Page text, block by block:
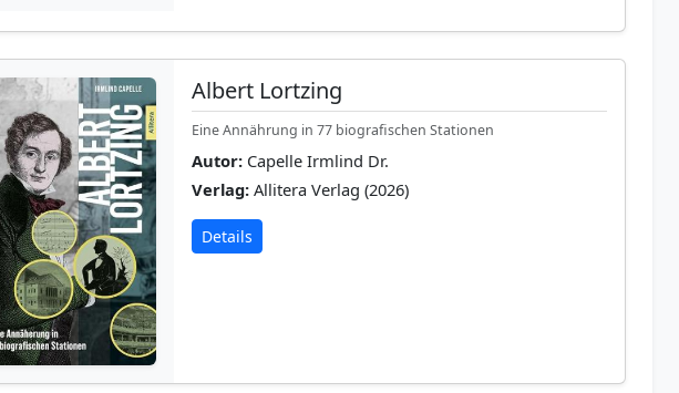
Albert Lortzing
Eine Annährung in 77 biografischen Stationen
Autor: Capelle Irmlind Dr.
Verlag: Allitera Verlag (2026)
Details